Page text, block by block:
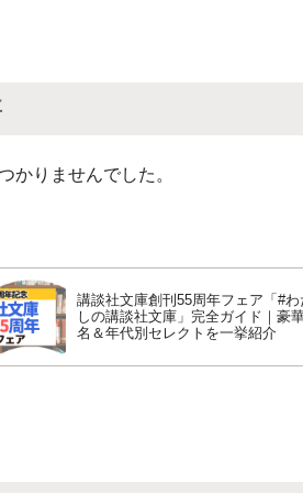
かりませんでした。
講談社文庫創刊55周年フェア「#わ
しの講談社文庫」完全ガイド｜豪
名＆年代別セレクトを一挙紹介